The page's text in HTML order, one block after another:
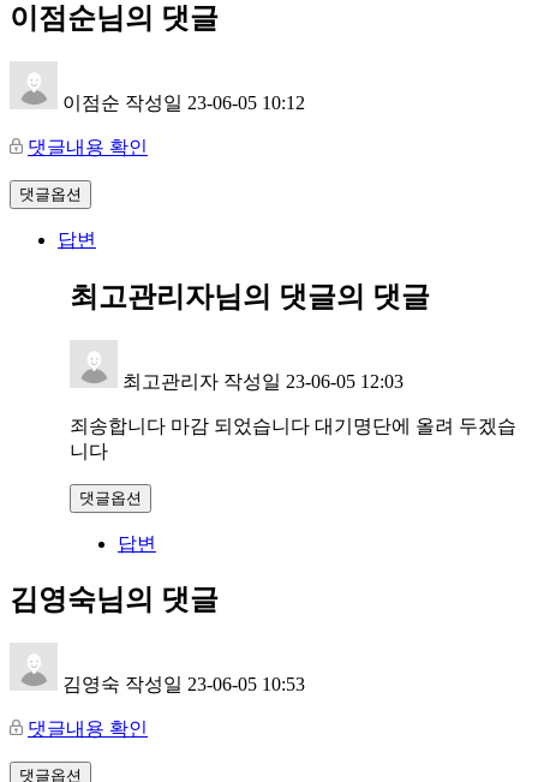
이점순님의 댓글
이점순 작성일 23-06-05 10:12
댓글내용 확인
댓글옵션
답변
최고관리자님의 댓글의 댓글
최고관리자 작성일 23-06-05 12:03
죄송합니다 마감 되었습니다 대기명단에 올려 두겠습
니다
댓글옵션
답변
김영숙님의 댓글
김영숙 작성일 23-06-05 10:53
댓글내용 확인
댓글옵션